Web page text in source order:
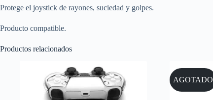
Protege el joystick de rayones, suciedad y golpes.
Producto compatible.
Productos relacionados
AGOTADO